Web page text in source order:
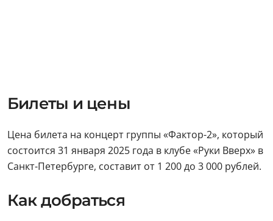
Билеты и цены
Цена билета на концерт группы «Фактор-2», который
состоится 31 января 2025 года в клубе «Руки Вверх» в
Санкт-Петербурге, составит от 1 200 до 3 000 рублей.
Как добраться